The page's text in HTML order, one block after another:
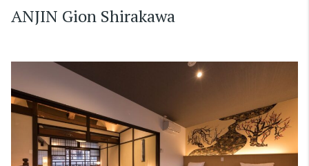
ANJIN Gion Shirakawa